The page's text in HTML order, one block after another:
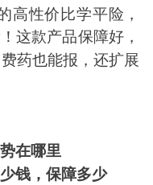
高性价比学平险，
！这款产品保障好，
药也能报，还扩展
在哪里
钱，保障多少